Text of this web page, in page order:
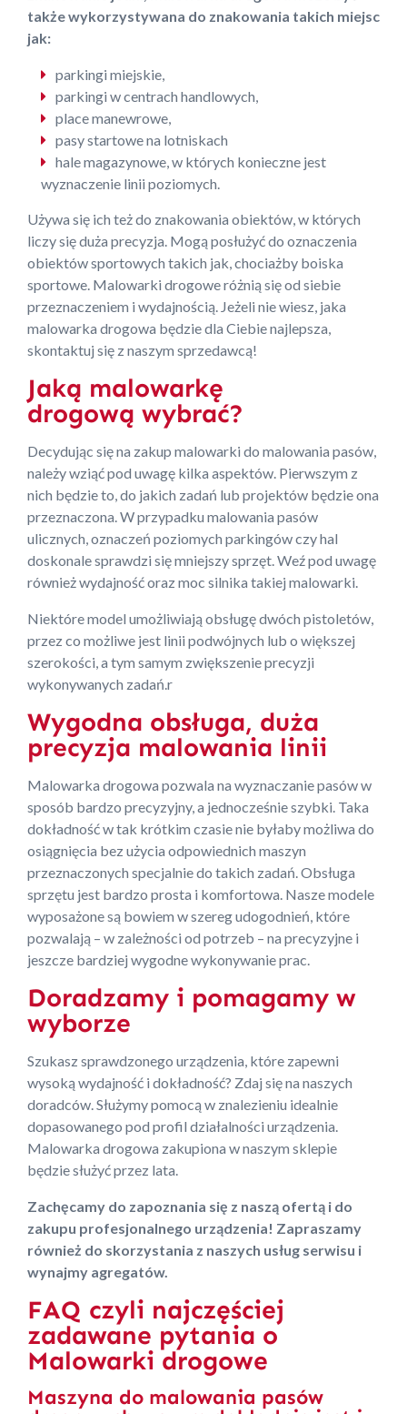
także wykorzystywana do znakowania takich miejsc
jak:
parkingi miejskie,
parkingi w centrach handlowych,
place manewrowe,
pasy startowe na lotniskach
hale magazynowe, w których konieczne jest
wyznaczenie linii poziomych.
Używa się ich też do znakowania obiektów, w których
liczy się duża precyzja. Mogą posłużyć do oznaczenia
obiektów sportowych takich jak, chociażby boiska
sportowe. Malowarki drogowe różnią się od siebie
przeznaczeniem i wydajnością. Jeżeli nie wiesz, jaka
malowarka drogowa będzie dla Ciebie najlepsza,
skontaktuj się z naszym sprzedawcą!
Jaką malowarkę
drogową wybrać?
Decydując się na zakup malowarki do malowania pasów,
należy wziąć pod uwagę kilka aspektów. Pierwszym z
nich będzie to, do jakich zadań lub projektów będzie ona
przeznaczona. W przypadku malowania pasów
ulicznych, oznaczeń poziomych parkingów czy hal
doskonale sprawdzi się mniejszy sprzęt. Weź pod uwagę
również wydajność oraz moc silnika takiej malowarki.
Niektóre model umożliwiają obsługę dwóch pistoletów,
przez co możliwe jest linii podwójnych lub o większej
szerokości, a tym samym zwiększenie precyzji
wykonywanych zadań.r
Wygodna obsługa, duża
precyzja malowania linii
Malowarka drogowa pozwala na wyznaczanie pasów w
sposób bardzo precyzyjny, a jednocześnie szybki. Taka
dokładność w tak krótkim czasie nie byłaby możliwa do
osiągnięcia bez użycia odpowiednich maszyn
przeznaczonych specjalnie do takich zadań. Obsługa
sprzętu jest bardzo prosta i komfortowa. Nasze modele
wyposażone są bowiem w szereg udogodnień, które
pozwalają – w zależności od potrzeb – na precyzyjne i
jeszcze bardziej wygodne wykonywanie prac.
Doradzamy i pomagamy w
wyborze
Szukasz sprawdzonego urządzenia, które zapewni
wysoką wydajność i dokładność? Zdaj się na naszych
doradców. Służymy pomocą w znalezieniu idealnie
dopasowanego pod profil działalności urządzenia.
Malowarka drogowa zakupiona w naszym sklepie
będzie służyć przez lata.
Zachęcamy do zapoznania się z naszą ofertą i do
zakupu profesjonalnego urządzenia! Zapraszamy
również do skorzystania z naszych usług serwisu i
wynajmy agregatów.
FAQ czyli najczęściej
zadawane pytania o
Malowarki drogowe
Maszyna do malowania pasów